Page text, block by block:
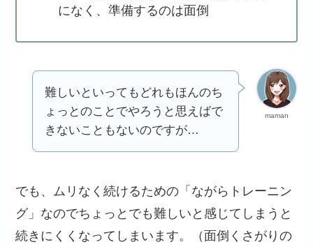
になく、準備するのは面倒
maman
難しいといってもどれもほんのち
ょっとのことでやろうと思えばで
きないこともないのですが…
でも、ムリなく続けるための「ながらトレーニン
グ」なのでちょっとでも難しいと感じてしまうと
続きにくくなってしまいます。（面倒くさがりの